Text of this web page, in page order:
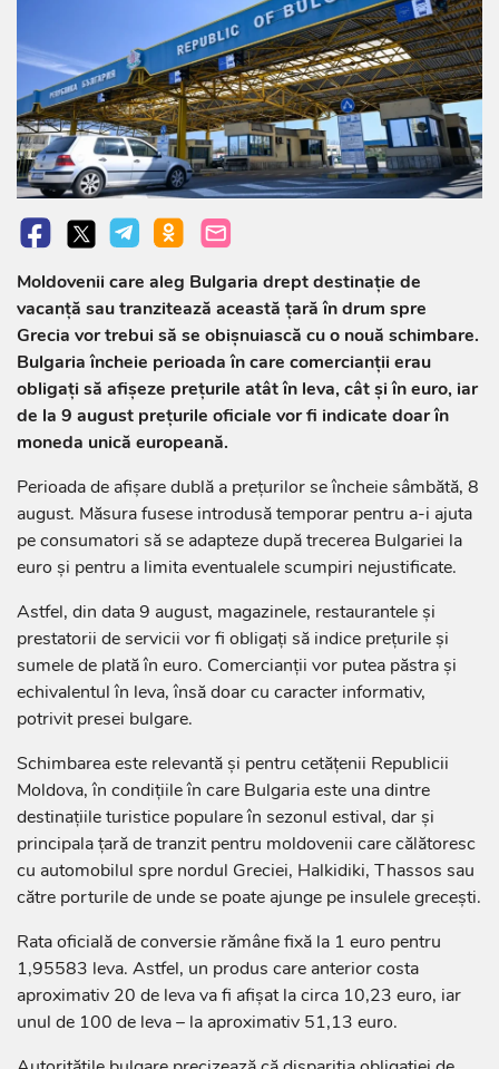
Moldovenii care aleg Bulgaria drept destinație de
vacanță sau tranzitează această țară în drum spre
Grecia vor trebui să se obișnuiască cu o nouă schimbare.
Bulgaria încheie perioada în care comercianții erau
obligați să afișeze prețurile atât în leva, cât și în euro, iar
de la 9 august prețurile oficiale vor fi indicate doar în
moneda unică europeană.
Perioada de afișare dublă a prețurilor se încheie sâmbătă, 8
august. Măsura fusese introdusă temporar pentru a-i ajuta
pe consumatori să se adapteze după trecerea Bulgariei la
euro și pentru a limita eventualele scumpiri nejustificate.
Astfel, din data 9 august, magazinele, restaurantele și
prestatorii de servicii vor fi obligați să indice prețurile și
sumele de plată în euro. Comercianții vor putea păstra și
echivalentul în leva, însă doar cu caracter informativ,
potrivit presei bulgare.
Schimbarea este relevantă și pentru cetățenii Republicii
Moldova, în condițiile în care Bulgaria este una dintre
destinațiile turistice populare în sezonul estival, dar și
principala țară de tranzit pentru moldovenii care călătoresc
cu automobilul spre nordul Greciei, Halkidiki, Thassos sau
către porturile de unde se poate ajunge pe insulele grecești.
Rata oficială de conversie rămâne fixă la 1 euro pentru
1,95583 leva. Astfel, un produs care anterior costa
aproximativ 20 de leva va fi afișat la circa 10,23 euro, iar
unul de 100 de leva – la aproximativ 51,13 euro.